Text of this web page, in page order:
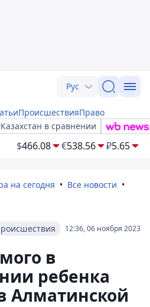
Рус
ПроисшествияПраво
в сравнении
$466.08 €538.56 ₽5.65
на сегодня
Все новости
12:36, 06 ноября 2023
в
ребенка
Алматинской